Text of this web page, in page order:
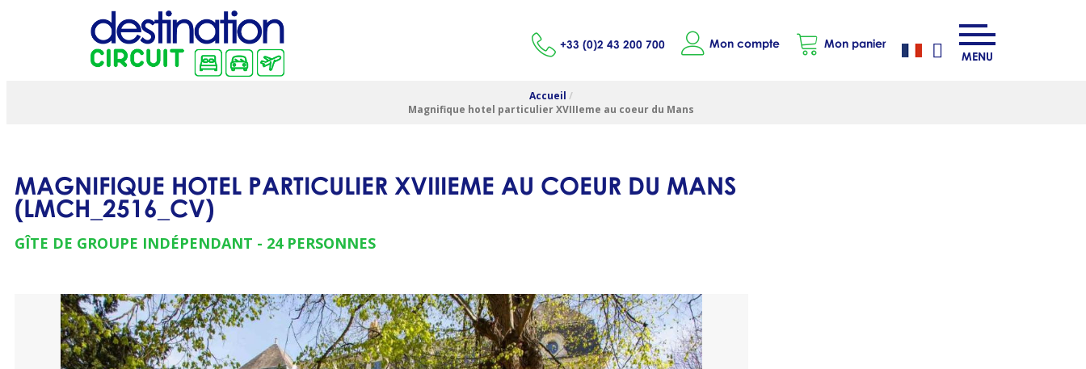
+33 (0)2 43 200 700 Mon compte
Mon panier
MENU
Accueil /
Magnifique hotel particulier XVIIIeme au coeur du Mans
MAGNIFIQUE HOTEL PARTICULIER XVIIIEME AU COEUR DU MANS
(LMCH_2516_CV)
GÎTE DE GROUPE INDÉPENDANT 24 PERSONNES